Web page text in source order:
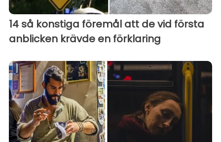
14 så konstiga föremål att de vid första
anblicken krävde en förklaring